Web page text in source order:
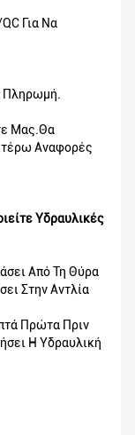
Για Να
Πληρωμή.
Μας.Θα
Αναφορές
Υδραυλικές
Από Τη Θύρα
Στην Αντλία
Πρώτα Πριν
Η Υδραυλική